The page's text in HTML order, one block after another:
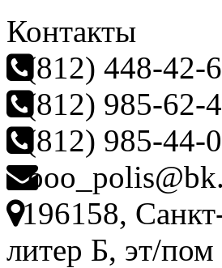
Контакты
(812) 448-42-
(812) 985-62-
(812) 985-44-
196158,
литер Б, эт/